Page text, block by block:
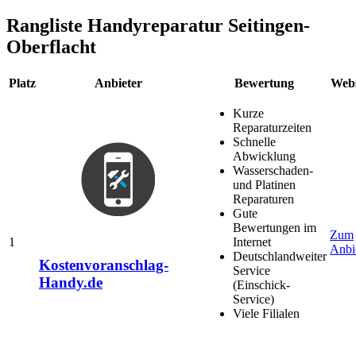
Rangliste Handyreparatur Seitingen-
Oberflacht
Platz Anbieter Bewertung
1
Kostenvoranschlag-
Handy.de
Kurze
Reparaturzeiten
Schnelle
Abwicklung
Wasserschaden-
und Platinen
Reparaturen
Gute
Bewertungen im
Internet
Deutschlandweiter
Service
(Einschick-
Service)
Viele Filialen
Zum